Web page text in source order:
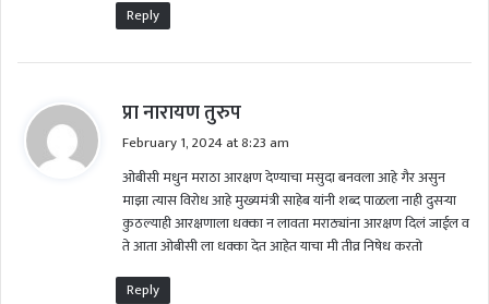
Reply
प्रा नारायण तुरुप
a
s
:
February 1, 2024 at 8:23 am
ओबीसी मधुन मराठा आरक्षण देण्याचा मसुदा बनवला आहे गैर असुन
माझा त्यास विरोध आहे मुख्यमंत्री साहेब यांनी शब्द पाळला नाही दुसऱ्या
कुठल्याही आरक्षणाला धक्का न लावता मराठ्यांना आरक्षण दिलं जाईल व
ते आता ओबीसी ला धक्का देत आहेत याचा मी तीव्र निषेध करतो
Reply